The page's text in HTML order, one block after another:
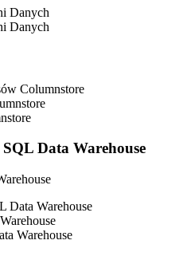
Danych
Danych
Columnstore
Data Warehouse
Data Warehouse
Warehouse